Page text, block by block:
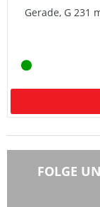
Gerade, G 231
FOLGE